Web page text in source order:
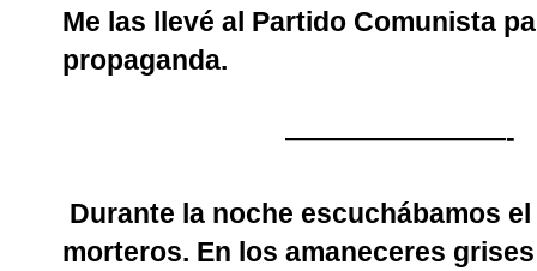
Me las llevé al Partido Comunista
propaganda.
————————-
Durante la noche escuchábamos
morteros. En los amaneceres